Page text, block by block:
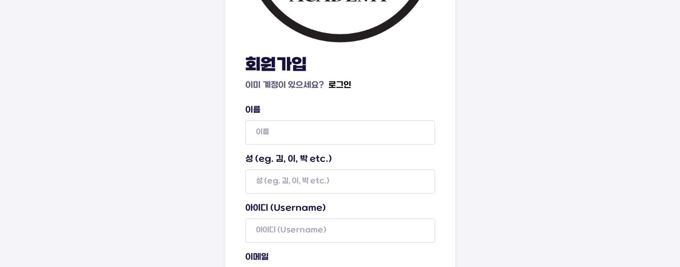
회원가입
이미 계정이 있으세요? 로그인
이름
성 (eg. 김, 이, 박 etc.)
아이디 (Username)
이메일